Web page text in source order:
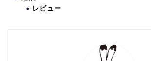
レビュー